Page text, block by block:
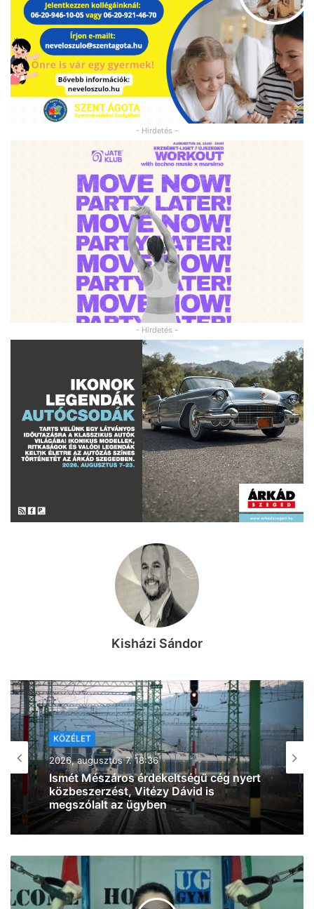
- Hirdetés -
- Hirdetés -
Kisházi Sándor
KÖZÉLET
2026, augusztus 7. 16:57
Magyar Péter: három személy közül
választ szombaton köztársaságielnök-
jelöltet a Tisza